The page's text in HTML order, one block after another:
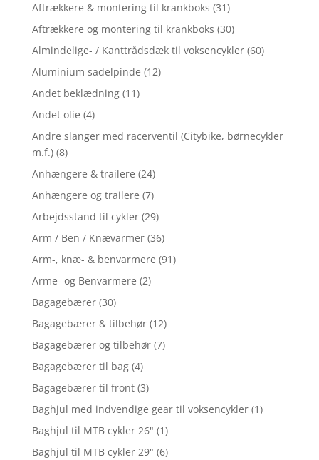
Aftrækkere & montering til krankboks (31)
Aftrækkere og montering til krankboks (30)
Almindelige- / Kanttrådsdæk til voksencykler (60)
Aluminium sadelpinde (12)
Andet beklædning (11)
Andet olie (4)
Andre slanger med racerventil (Citybike, børnecykler
m.f.) (8)
Anhængere & trailere (24)
Anhængere og trailere (7)
Arbejdsstand til cykler (29)
Arm / Ben / Knævarmer (36)
Arm-, knæ- & benvarmere (91)
Arme- og Benvarmere (2)
Bagagebærer (30)
Bagagebærer & tilbehør (12)
Bagagebærer og tilbehør (7)
Bagagebærer til bag (4)
Bagagebærer til front (3)
Baghjul med indvendige gear til voksencykler (1)
Baghjul til MTB cykler 26" (1)
Baghjul til MTB cykler 29" (6)